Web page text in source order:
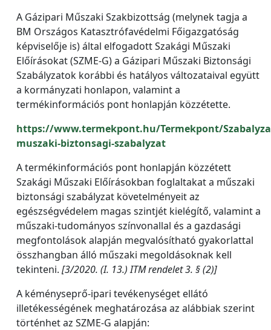
A Gázipari Műszaki Szakbizottság (melynek tagja a
BM Országos Katasztrófavédelmi Főigazgatóság
képviselője is) által elfogadott Szakági Műszaki
Előírásokat (SZME-G) a Gázipari Műszaki Biztonsági
Szabályzatok korábbi és hatályos változataival együtt
a kormányzati honlapon, valamint a
termékinformációs pont honlapján közzétette.
https://www.termekpont.hu/Termekpont/
muszaki-biztonsagi-szabalyzat
A termékinformációs pont honlapján közzétett
Szakági Műszaki Előírásokban foglaltakat a műszaki
biztonsági szabályzat követelményeit az
egészségvédelem magas szintjét kielégítő, valamint a
műszaki-tudományos színvonallal és a gazdasági
megfontolások alapján megvalósítható gyakorlattal
összhangban álló műszaki megoldásoknak kell
tekinteni. [3/2020. (I. 13.) ITM rendelet 3. § (2)]
A kéményseprő-ipari tevékenységet ellátó
illetékességének meghatározása az alábbiak szerint
történhet az SZME-G alapján: